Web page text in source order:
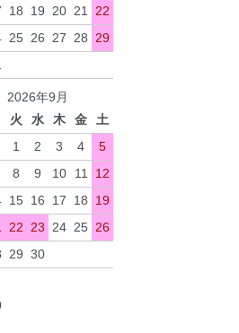
18 19 20 21
22
25 26 27 28
29
2026年9月
火 水 木 金
土
1
2 3 4
5
8 9 10 11
12
15 16 17 18
19
22 23 24 25 26
29 30